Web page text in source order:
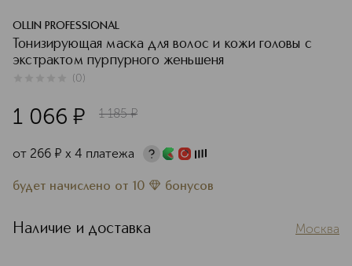
OLLIN PROFESSIONAL
Тонизирующая маска для волос и кожи головы с
экстрактом пурпурного женьшеня
(0)
1 066 ¤ 1 185 ¤
от 266 ¤ х 4 платежа
будет начислено от 10 бонусов
Наличие и доставка Москва